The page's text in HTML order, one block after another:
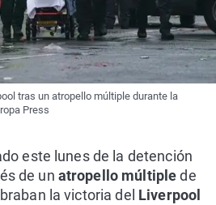
tras un atropello múltiple durante la
Press
este lunes de la detención
de un atropello múltiplede
la victoria del Liverpool